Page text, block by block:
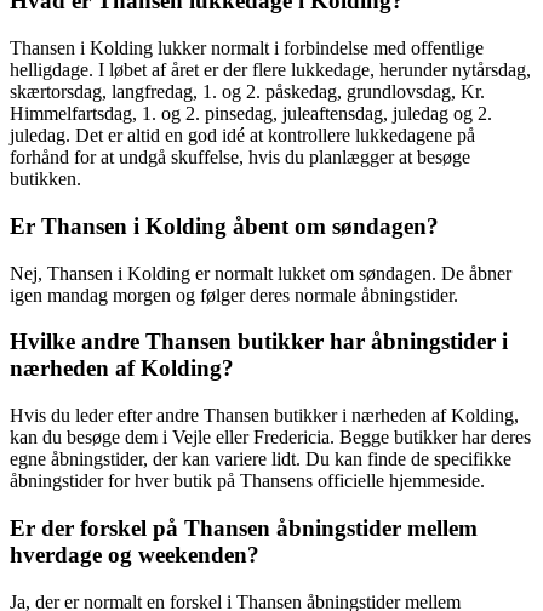
Thansen i Kolding lukker normalt i forbindelse med offentlige
helligdage. I løbet af året er der flere lukkedage, herunder nytårsdag,
skærtorsdag, langfredag, 1. og 2. påskedag, grundlovsdag, Kr.
Himmelfartsdag, 1. og 2. pinsedag, juleaftensdag, juledag og 2.
juledag. Det er altid en god idé at kontrollere lukkedagene på
forhånd for at undgå skuffelse, hvis du planlægger at besøge
butikken.
Er Thansen i Kolding åbent om søndagen?
Nej, Thansen i Kolding er normalt lukket om søndagen. De åbner
igen mandag morgen og følger deres normale åbningstider.
Hvilke andre Thansen butikker har åbningstider i
nærheden af Kolding?
Hvis du leder efter andre Thansen butikker i nærheden af Kolding,
kan du besøge dem i Vejle eller Fredericia. Begge butikker har deres
egne åbningstider, der kan variere lidt. Du kan finde de specifikke
åbningstider for hver butik på Thansens officielle hjemmeside.
Er der forskel på Thansen åbningstider mellem
hverdage og weekenden?
Ja, der er normalt en forskel i Thansen åbningstider mellem